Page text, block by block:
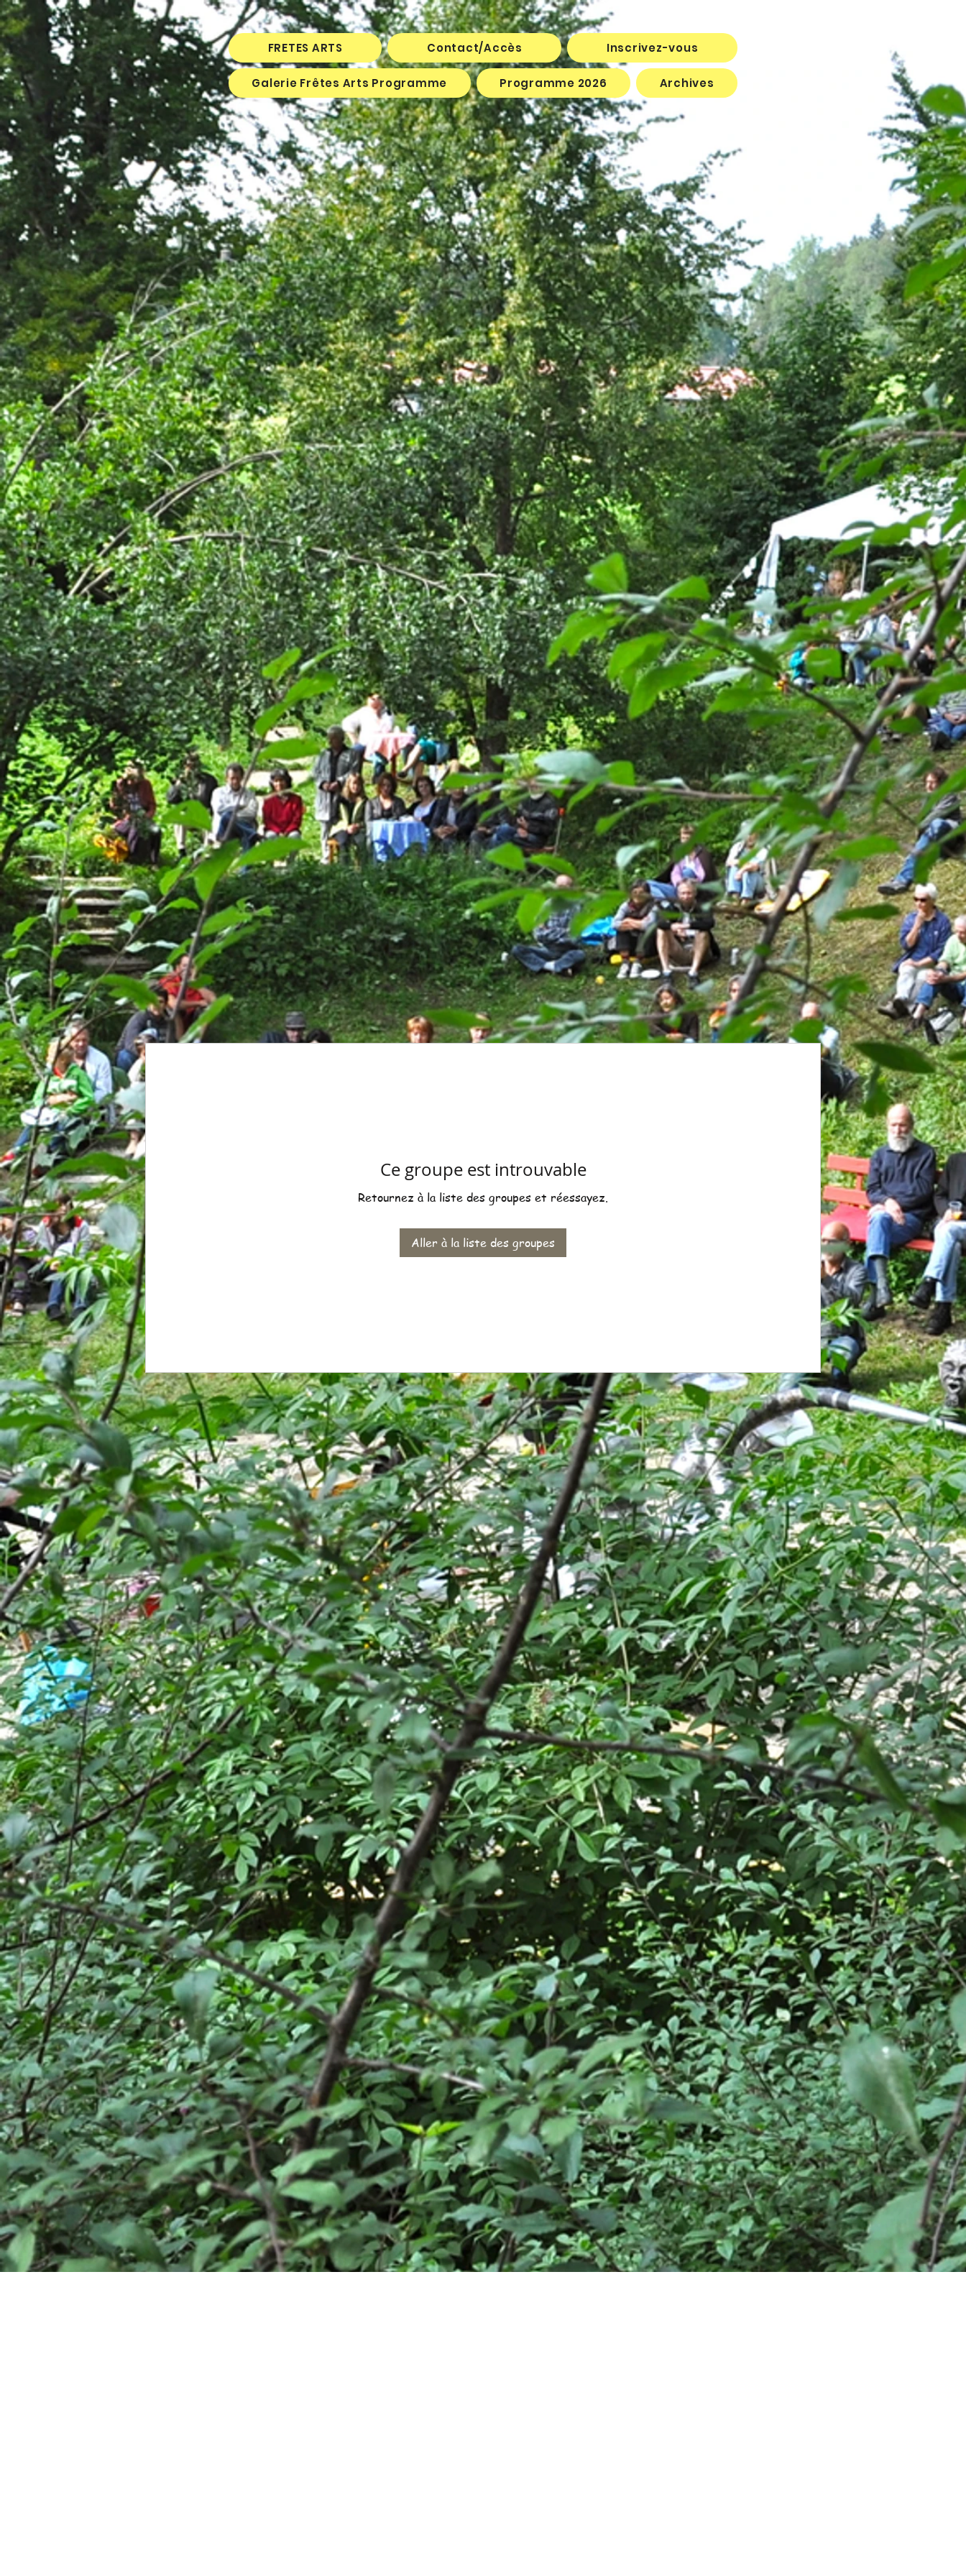
FRETES ARTS Contact/Accès Inscrivez-vous
Galerie Frêtes Arts Programme Programme 2026 Archives
Ce groupe est introuvable
Retournez à la liste des groupes et réessayez.
Aller à la liste des groupes